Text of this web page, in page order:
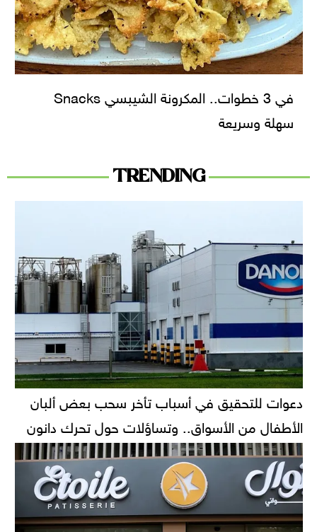
في 3 خطوات.. المكرونة الشيبسي Snacks
سهلة وسريعة
TRENDING
دعوات للتحقيق في أسباب تأخر سحب بعض ألبان
الأطفال من الأسواق.. وتساؤلات حول تحرك دانون